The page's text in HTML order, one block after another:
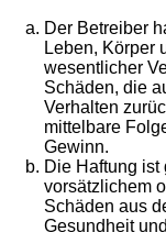
Der Betreiber
Leben, Körper
wesentlicher
Schäden, die
Verhalten
mittelbare
Gewinn.
Die Haftung ist
vorsätzlichem
Schäden aus
Gesundheit